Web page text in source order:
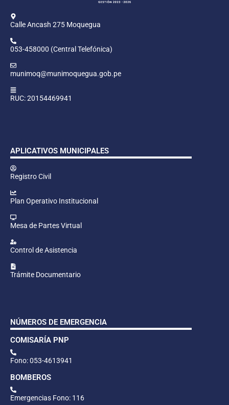
Calle Ancash 275 Moquegua
053-458000 (Central Telefónica)
munimoq@munimoquegua.gob.pe
RUC: 20154469941
APLICATIVOS MUNICIPALES
Registro Civil
Plan Operativo Institucional
Mesa de Partes Virtual
Control de Asistencia
Trámite Documentario
NÚMEROS DE EMERGENCIA
COMISARÍA PNP
Fono: 053-4613941
BOMBEROS
Emergencias Fono: 116